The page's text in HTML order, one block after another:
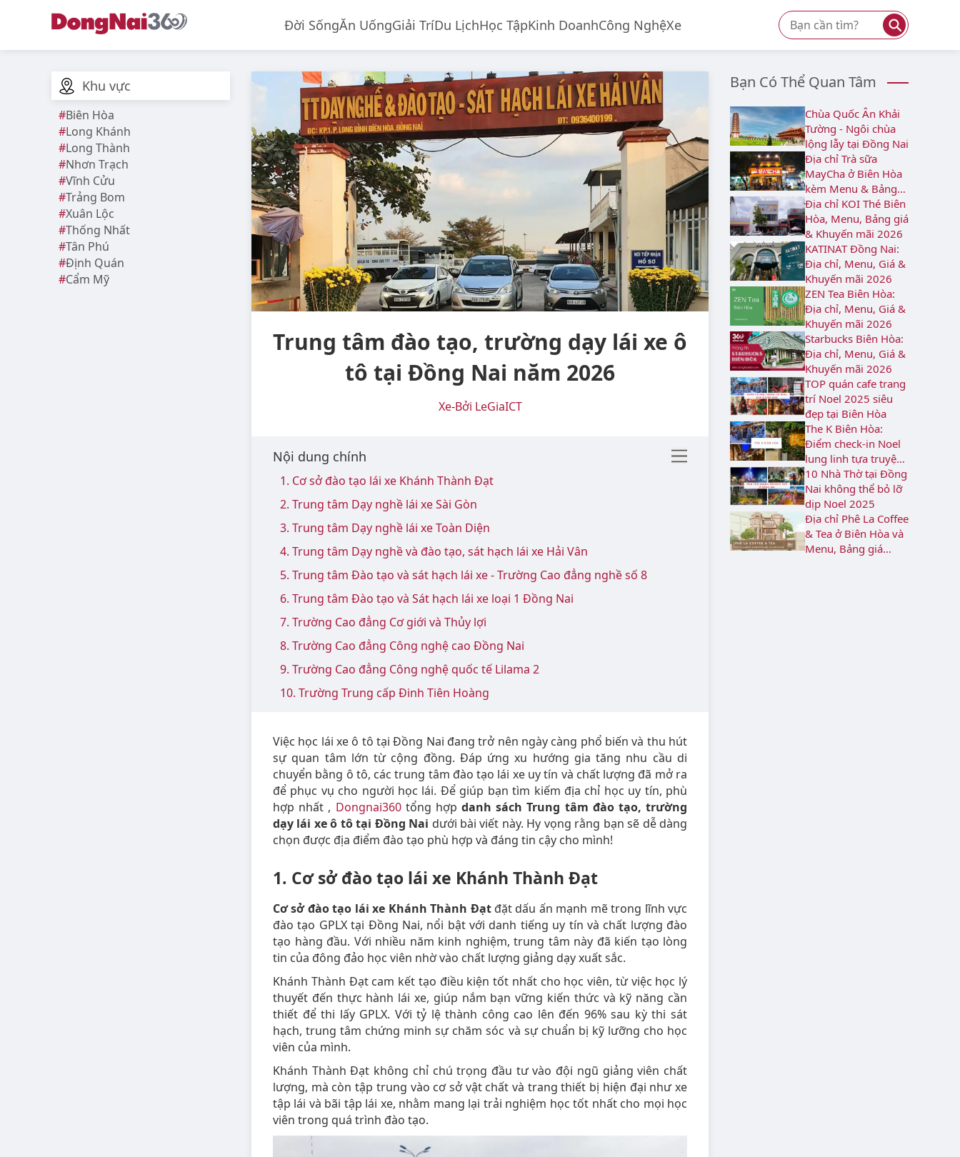
Đời SốngĂn UốngGiải TríDu LịchHọc TậpKinh DoanhCông NghệXe ⚲
Khu vực
Biên Hòa
Long Khánh
Long Thành
Nhơn Trạch
Vĩnh Cửu
Trảng Bom
Xuân Lộc
Thống Nhất
Tân Phú
Định Quán
Cẩm Mỹ
Trung tâm đào tạo, trường dạy lái xe ô
tô tại Đồng Nai năm 2026
Xe-Bởi LeGiaICT
Nội dung chính
1. Cơ sở đào tạo lái xe Khánh Thành Đạt
2. Trung tâm Dạy nghề lái xe Sài Gòn
3. Trung tâm Dạy nghề lái xe Toàn Diện
4. Trung tâm Dạy nghề và đào tạo, sát hạch lái xe Hải Vân
5. Trung tâm Đào tạo và sát hạch lái xe - Trường Cao đẳng nghề số 8
6. Trung tâm Đào tạo và Sát hạch lái xe loại 1 Đồng Nai
7. Trường Cao đẳng Cơ giới và Thủy lợi
8. Trường Cao đẳng Công nghệ cao Đồng Nai
9. Trường Cao đẳng Công nghệ quốc tế Lilama 2
10. Trường Trung cấp Đinh Tiên Hoàng
Việc học lái xe ô tô tại Đồng Nai đang trở nên ngày càng phổ biến và thu hút
sự quan tâm lớn từ cộng đồng. Đáp ứng xu hướng gia tăng nhu cầu di
chuyển bằng ô tô, các trung tâm đào tạo lái xe uy tín và chất lượng đã mở ra
để phục vụ cho người học lái. Để giúp bạn tìm kiếm địa chỉ học uy tín, phù
hợp nhất , Dongnai360tổng hợp danh sách Trung tâm đào tạo, trường
dạy lái xe ô tô tại Đồng Nai dưới bài viết này. Hy vọng rằng bạn sẽ dễ dàng
chọn được địa điểm đào tạo phù hợp và đáng tin cậy cho mình!
1. Cơ sở đào tạo lái xe Khánh Thành Đạt
Cơ sở đào tạo lái xe Khánh Thành Đạt đặt dấu ấn mạnh mẽ trong lĩnh vực
đào tạo GPLX tại Đồng Nai, nổi bật với danh tiếng uy tín và chất lượng đào
tạo hàng đầu. Với nhiều năm kinh nghiệm, trung tâm này đã kiến tạo lòng
tin của đông đảo học viên nhờ vào chất lượng giảng dạy xuất sắc.
Khánh Thành Đạt cam kết tạo điều kiện tốt nhất cho học viên, từ việc học lý
thuyết đến thực hành lái xe, giúp nắm bạn vững kiến thức và kỹ năng cần
thiết để thi lấy GPLX. Với tỷ lệ thành công cao lên đến 96% sau kỳ thi sát
hạch, trung tâm chứng minh sự chăm sóc và sự chuẩn bị kỹ lưỡng cho học
viên của mình.
Khánh Thành Đạt không chỉ chú trọng đầu tư vào đội ngũ giảng viên chất
lượng, mà còn tập trung vào cơ sở vật chất và trang thiết bị hiện đại như xe
tập lái và bãi tập lái xe, nhằm mang lại trải nghiệm học tốt nhất cho mọi học
viên trong quá trình đào tạo.
Bạn Có Thể Quan Tâm
Chùa Quốc Ân Khải
Tường - Ngôi chùa
lộng lẫy tại Đồng Nai
Địa chỉ Trà sữa
MayCha ở Biên Hòa
kèm Menu & Bảng
giá 2026
Địa chỉ KOI Thé Biên
Hòa, Menu, Bảng giá
& Khuyến mãi 2026
KATINAT Đồng Nai:
Địa chỉ, Menu, Giá &
Khuyến mãi 2026
ZEN Tea Biên Hòa:
Địa chỉ, Menu, Giá &
Khuyến mãi 2026
Starbucks Biên Hòa:
Địa chỉ, Menu, Giá &
Khuyến mãi 2026
TOP quán cafe trang
trí Noel 2025 siêu
đẹp tại Biên Hòa
The K Biên Hòa:
Điểm check-in Noel
lung linh tựa truyện
cổ tích
10 Nhà Thờ tại Đồng
Nai không thể bỏ lỡ
dịp Noel 2025
Địa chỉ Phê La Coffee
& Tea ở Biên Hòa và
Menu, Bảng giá